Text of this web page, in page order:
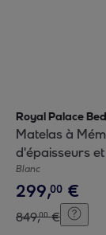
Royal Palace
Matelas à
d'épaisseurs
Blanc
299,00 €
849,00 €